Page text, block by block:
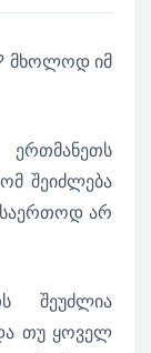
მხოლოდ იმ
შეიძლება
არ
შეუძლია
თუ ყოველ